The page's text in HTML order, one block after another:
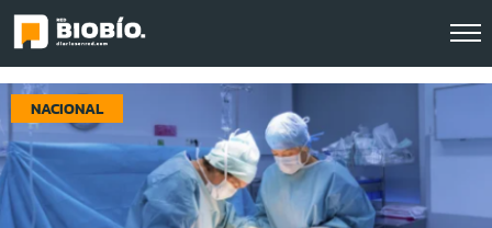
Click acá para ir directamente al contenido
NACIONAL